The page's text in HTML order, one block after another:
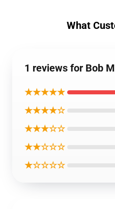
What
1 reviews for Bob
★★★★★
★★★★☆
★★★☆☆
★★☆☆☆
★☆☆☆☆